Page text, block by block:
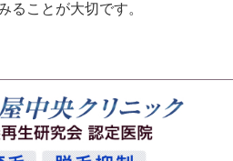
ることが大切です。